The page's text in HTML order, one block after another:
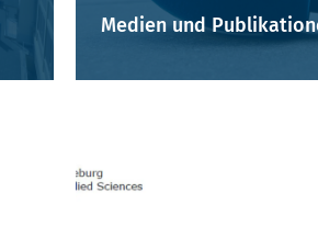
Medien und